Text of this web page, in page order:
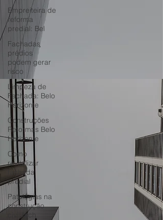
Empreiteira de
reforma
predial: Bel
Fachadas
prédios
podem gerar
risco
Limpeza de
Fachada: Belo
Horizonte
Construções
Reformas Belo
Horizonte
Como
revitalizar
fachada
predial
Patologias na
construção
civil fach